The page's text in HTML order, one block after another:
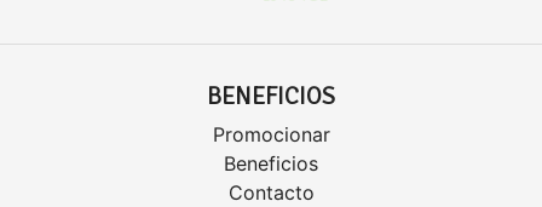
BENEFICIOS
Promocionar
Beneficios
Contacto